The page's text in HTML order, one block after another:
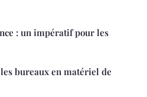
: un impératif pour les
bureaux en matériel de